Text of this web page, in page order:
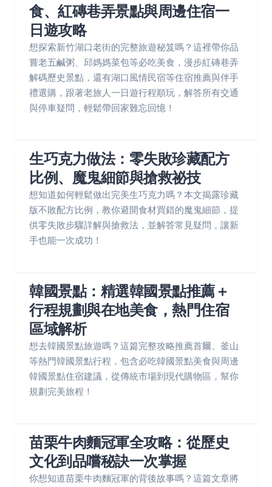
食、紅磚巷弄景點與周邊住宿一
日遊攻略
想探索新竹湖口老街的完整旅遊秘笈嗎？這裡帶你品
嘗老五鹹粥、邱媽媽菜包等必吃美食，漫步紅磚巷弄
解碼歷史景點，還有湖口風情民宿等住宿推薦與伴手
禮選購，跟著老旅人一日遊行程順玩，解答所有交通
與停車疑問，輕鬆帶回家難忘回憶！
生巧克力做法：零失敗珍藏配方
比例、魔鬼細節與搶救祕技
想知道如何輕鬆做出完美生巧克力嗎？本文揭露珍藏
版不敗配方比例，教你避開食材買錯的魔鬼細節，提
供零失敗步驟詳解與搶救法，並解答常見疑問，讓新
手也能一次成功！
韓國景點：精選韓國景點推薦＋
行程規劃與在地美食，熱門住宿
區域解析
想去韓國景點旅遊嗎？這篇完整攻略推薦首爾、釜山
等熱門韓國景點行程，包含必吃韓國景點美食與周邊
韓國景點住宿建議，從傳統市場到現代購物區，幫你
規劃完美旅程！
苗栗牛肉麵冠軍全攻略：從歷史
文化到品嚐秘訣一次掌握
你想知道苗栗牛肉麵冠軍的背後故事嗎？這篇文章將